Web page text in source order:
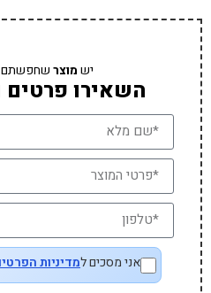
ישמוצרשחפשתם
השאירו פרטים
אני מסכים למדיניות